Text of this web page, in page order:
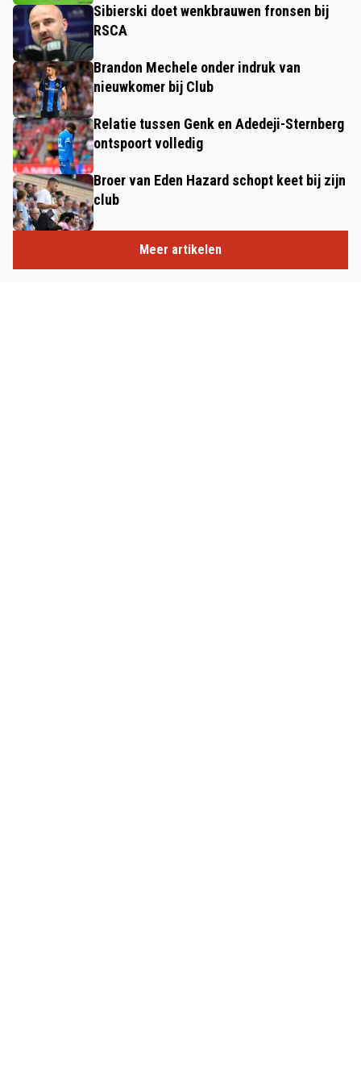
Sibierski doet wenkbrauwen fronsen bij
RSCA
Brandon Mechele onder indruk van
nieuwkomer bij Club
Relatie tussen Genk en Adedeji-Sternberg
ontspoort volledig
Broer van Eden Hazard schopt keet bij zijn
club
Meer artikelen